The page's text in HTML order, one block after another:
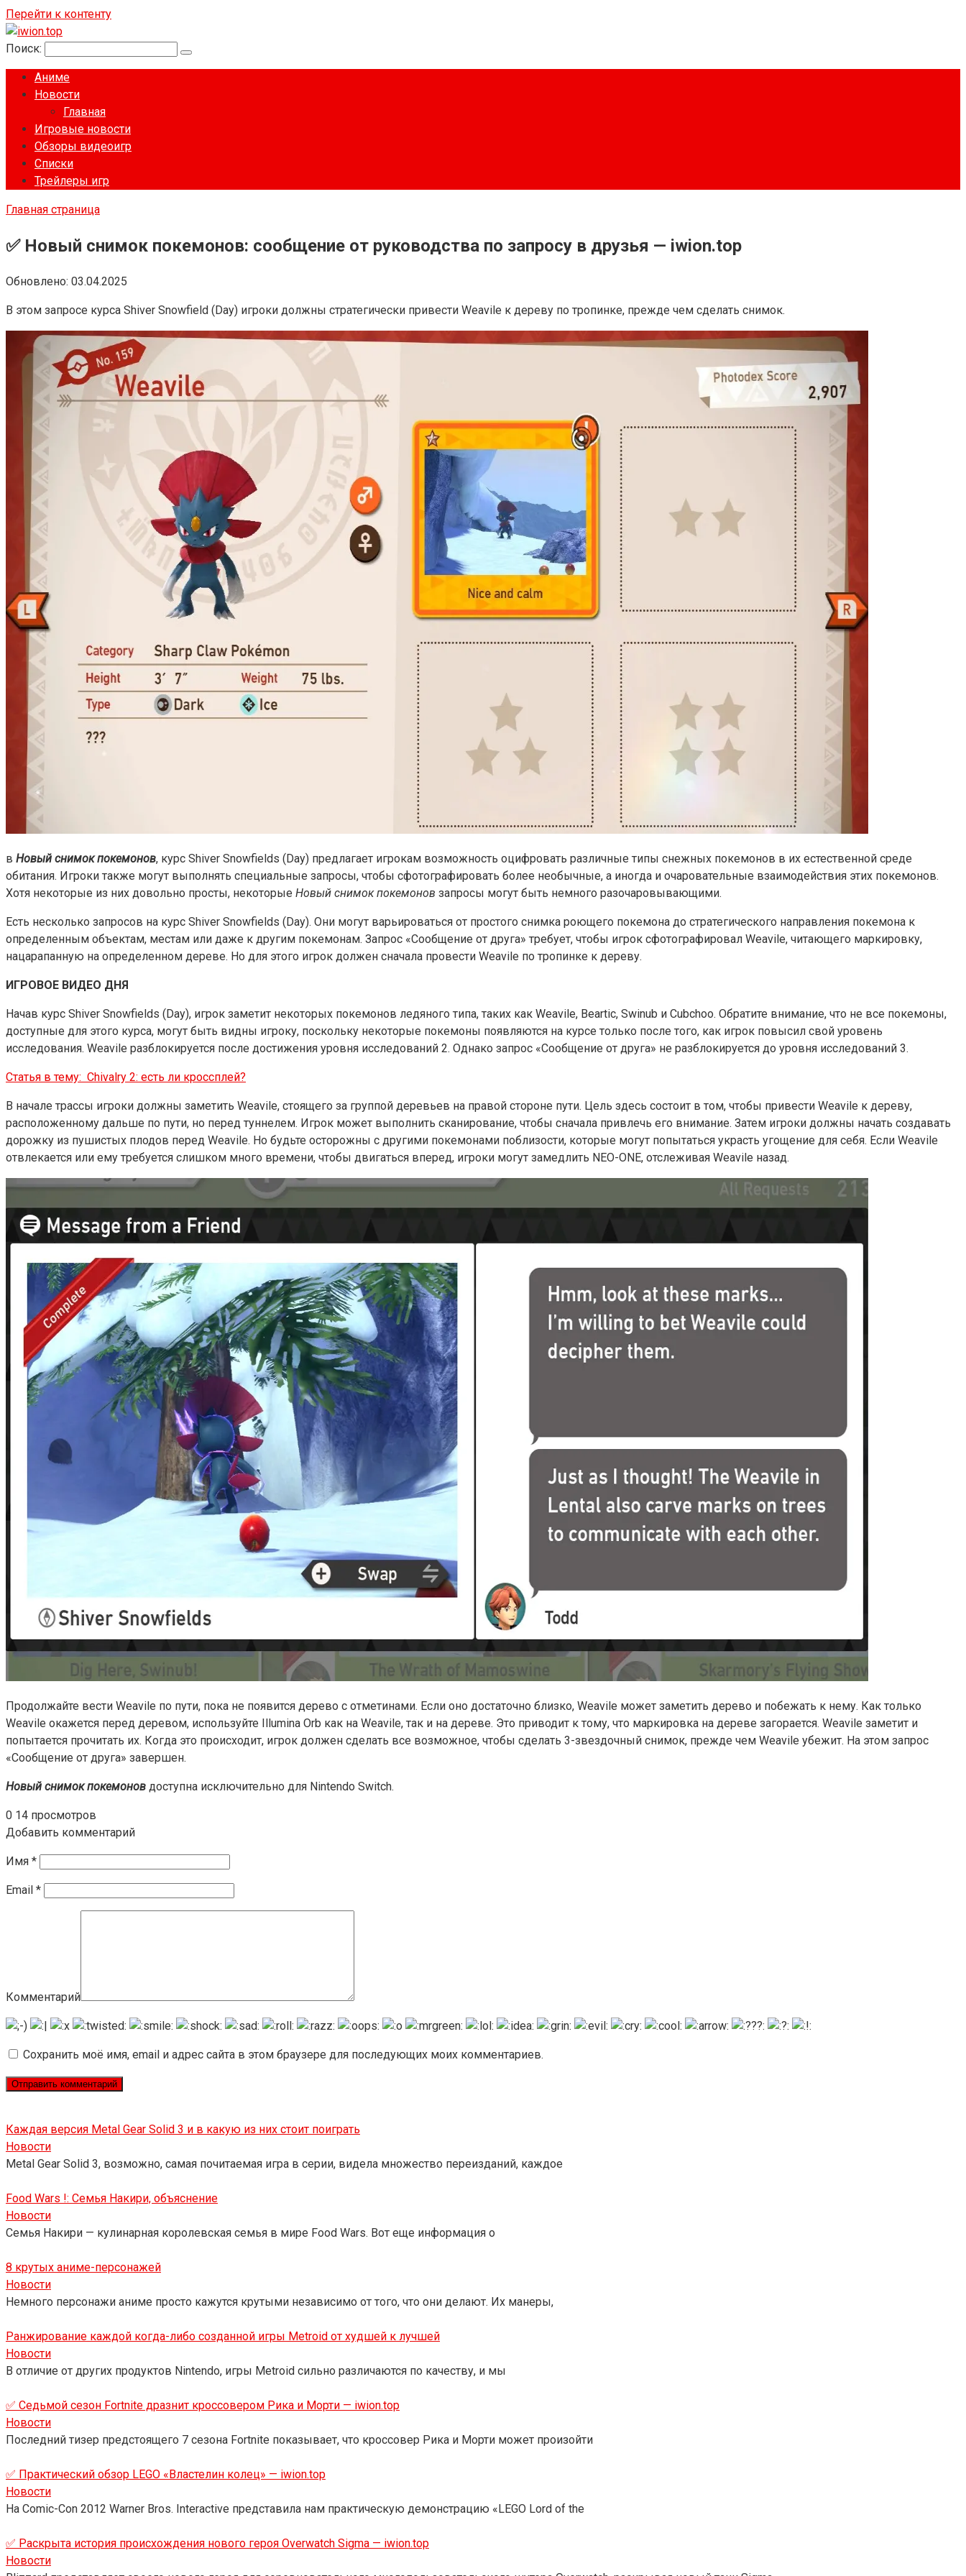
Перейти к контенту
Поиск:
Аниме
Новости
Главная
Игровые новости
Обзоры видеоигр
Списки
Трейлеры игр
Главная страница
✅ Новый снимок покемонов: сообщение от руководства по запросу в друзья — iwion.top
Обновлено: 03.04.2025
В этом запросе курса Shiver Snowfield (Day) игроки должны стратегически привести Weavile к дереву по тропинке, прежде чем сделать снимок.
в Новый снимок покемонов, курс Shiver Snowfields (Day) предлагает игрокам возможность оцифровать различные типы снежных покемонов в их естественной среде
обитания. Игроки также могут выполнять специальные запросы, чтобы сфотографировать более необычные, а иногда и очаровательные взаимодействия этих покемонов.
Хотя некоторые из них довольно просты, некоторые Новый снимок покемонов запросы могут быть немного разочаровывающими.
Есть несколько запросов на курс Shiver Snowfields (Day). Они могут варьироваться от простого снимка роющего покемона до стратегического направления покемона к
определенным объектам, местам или даже к другим покемонам. Запрос «Сообщение от друга» требует, чтобы игрок сфотографировал Weavile, читающего маркировку,
нацарапанную на определенном дереве. Но для этого игрок должен сначала провести Weavile по тропинке к дереву.
ИГРОВОЕ ВИДЕО ДНЯ
Начав курс Shiver Snowfields (Day), игрок заметит некоторых покемонов ледяного типа, таких как Weavile, Beartic, Swinub и Cubchoo. Обратите внимание, что не все покемоны,
доступные для этого курса, могут быть видны игроку, поскольку некоторые покемоны появляются на курсе только после того, как игрок повысил свой уровень
исследования. Weavile разблокируется после достижения уровня исследований 2. Однако запрос «Сообщение от друга» не разблокируется до уровня исследований 3.
Статья в тему: Chivalry 2: есть ли кроссплей?
В начале трассы игроки должны заметить Weavile, стоящего за группой деревьев на правой стороне пути. Цель здесь состоит в том, чтобы привести Weavile к дереву,
расположенному дальше по пути, но перед туннелем. Игрок может выполнить сканирование, чтобы сначала привлечь его внимание. Затем игроки должны начать создавать
дорожку из пушистых плодов перед Weavile. Но будьте осторожны с другими покемонами поблизости, которые могут попытаться украсть угощение для себя. Если Weavile
отвлекается или ему требуется слишком много времени, чтобы двигаться вперед, игроки могут замедлить NEO-ONE, отслеживая Weavile назад.
Продолжайте вести Weavile по пути, пока не появится дерево с отметинами. Если оно достаточно близко, Weavile может заметить дерево и побежать к нему. Как только
Weavile окажется перед деревом, используйте Illumina Orb как на Weavile, так и на дереве. Это приводит к тому, что маркировка на дереве загорается. Weavile заметит и
попытается прочитать их. Когда это происходит, игрок должен сделать все возможное, чтобы сделать 3-звездочный снимок, прежде чем Weavile убежит. На этом запрос
«Сообщение от друга» завершен.
Новый снимок покемонов доступна исключительно для Nintendo Switch.
0 14 просмотров
Добавить комментарий
Имя *
Email *
Комментарий
Сохранить моё имя, email и адрес сайта в этом браузере для последующих моих комментариев.
Каждая версия Metal Gear Solid 3 и в какую из них стоит поиграть
Новости
Metal Gear Solid 3, возможно, самая почитаемая игра в серии, видела множество переизданий, каждое
Food Wars !: Семья Накири, объяснение
Новости
Семья Накири — кулинарная королевская семья в мире Food Wars. Вот еще информация о
8 крутых аниме-персонажей
Новости
Немного персонажи аниме просто кажутся крутыми независимо от того, что они делают. Их манеры,
Ранжирование каждой когда-либо созданной игры Metroid от худшей к лучшей
Новости
В отличие от других продуктов Nintendo, игры Metroid сильно различаются по качеству, и мы
✅ Седьмой сезон Fortnite дразнит кроссовером Рика и Морти — iwion.top
Новости
Последний тизер предстоящего 7 сезона Fortnite показывает, что кроссовер Рика и Морти может произойти
✅ Практический обзор LEGO «Властелин колец» — iwion.top
Новости
На Comic-Con 2012 Warner Bros. Interactive представила нам практическую демонстрацию «LEGO Lord of the
✅ Раскрыта история происхождения нового героя Overwatch Sigma — iwion.top
Новости